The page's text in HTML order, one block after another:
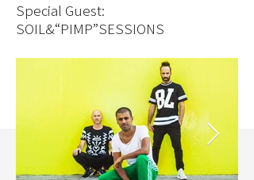
Special Guest:
SOIL&“PIMP”SESSIONS